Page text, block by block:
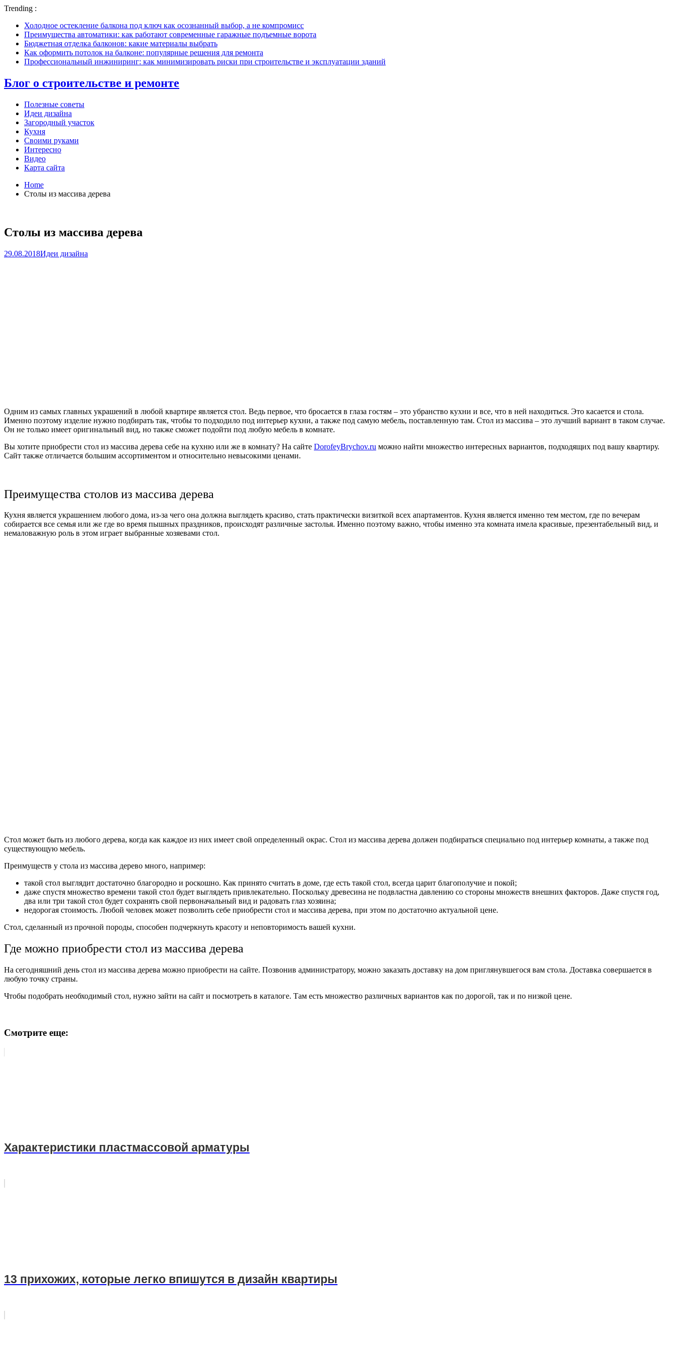
Trending :
Холодное остекление балкона под ключ как осознанный выбор, а не компромисс
Преимущества автоматики: как работают современные гаражные подъемные ворота
Бюджетная отделка балконов: какие материалы выбрать
Как оформить потолок на балконе: популярные решения для ремонта
Профессиональный инжиниринг: как минимизировать риски при строительстве и эксплуатации зданий
Блог о строительстве и ремонте
Полезные советы
Идеи дизайна
Загородный участок
Кухня
Своими руками
Интересно
Видео
Карта сайта
Home
Столы из массива дерева
Столы из массива дерева
29.08.2018Идеи дизайна
Одним из самых главных украшений в любой квартире является стол. Ведь первое, что бросается в глаза гостям – это убранство кухни и все, что в ней находиться. Это касается и стола.
Именно поэтому изделие нужно подбирать так, чтобы то подходило под интерьер кухни, а также под самую мебель, поставленную там. Стол из массива – это лучший вариант в таком случае.
Он не только имеет оригинальный вид, но также сможет подойти под любую мебель в комнате.
Вы хотите приобрести стол из массива дерева себе на кухню или же в комнату? На сайте DorofeyBrychov.ru можно найти множество интересных вариантов, подходящих под вашу квартиру.
Сайт также отличается большим ассортиментом и относительно невысокими ценами.
Преимущества столов из массива дерева
Кухня является украшением любого дома, из-за чего она должна выглядеть красиво, стать практически визиткой всех апартаментов. Кухня является именно тем местом, где по вечерам
собирается все семья или же где во время пышных праздников, происходят различные застолья. Именно поэтому важно, чтобы именно эта комната имела красивые, презентабельный вид, и
немаловажную роль в этом играет выбранные хозяевами стол.
Стол может быть из любого дерева, когда как каждое из них имеет свой определенный окрас. Стол из массива дерева должен подбираться специально под интерьер комнаты, а также под
существующую мебель.
Преимуществ у стола из массива дерево много, например:
такой стол выглядит достаточно благородно и роскошно. Как принято считать в доме, где есть такой стол, всегда царит благополучие и покой;
даже спустя множество времени такой стол будет выглядеть привлекательно. Поскольку древесина не подвластна давлению со стороны множеств внешних факторов. Даже спустя год,
два или три такой стол будет сохранять свой первоначальный вид и радовать глаз хозяина;
недорогая стоимость. Любой человек может позволить себе приобрести стол и массива дерева, при этом по достаточно актуальной цене.
Стол, сделанный из прочной породы, способен подчеркнуть красоту и неповторимость вашей кухни.
Где можно приобрести стол из массива дерева
На сегодняшний день стол из массива дерева можно приобрести на сайте. Позвонив администратору, можно заказать доставку на дом приглянувшегося вам стола. Доставка совершается в
любую точку страны.
Чтобы подобрать необходимый стол, нужно зайти на сайт и посмотреть в каталоге. Там есть множество различных вариантов как по дорогой, так и по низкой цене.
Смотрите еще:
Характеристики пластмассовой арматуры
13 прихожих, которые легко впишутся в дизайн квартиры